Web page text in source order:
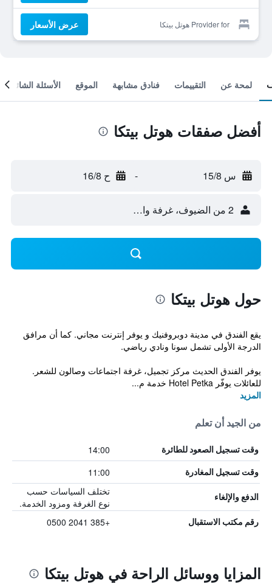
Provider for هوتل بيتكا عرض الأسعار
لمحة عن التقييمات فنادق مشابهة الموقع الأسئلة الشائعة
أفضل صفقات هوتل بيتكا
س 15/8 - ح 16/8
2 من الضيوف، غرفة واحدة
حول هوتل بيتكا
يقع الفندق في مدينة دوبروفنيك و يوفر إنترنت مجاني. كما أن مرافق
الدرجة الأولى تشمل سونا ونادي رياضي.
يوفر الفندق الحديث مركز تجميل، غرفة اجتماعات وصالون للشعر.
للعائلات يوفّر Hotel Petka خدمة م...
المزيد
من الجيد أن تعلم
وقت تسجيل الصعود للطائرة 14:00
وقت تسجيل المغادرة 11:00
الدفع والإلغاء
تختلف السياسات حسب
نوع الغرفة ومزود الخدمة.
رقم مكتب الاستقبال +385 2041 0500
المزايا ووسائل الراحة في هوتل بيتكا